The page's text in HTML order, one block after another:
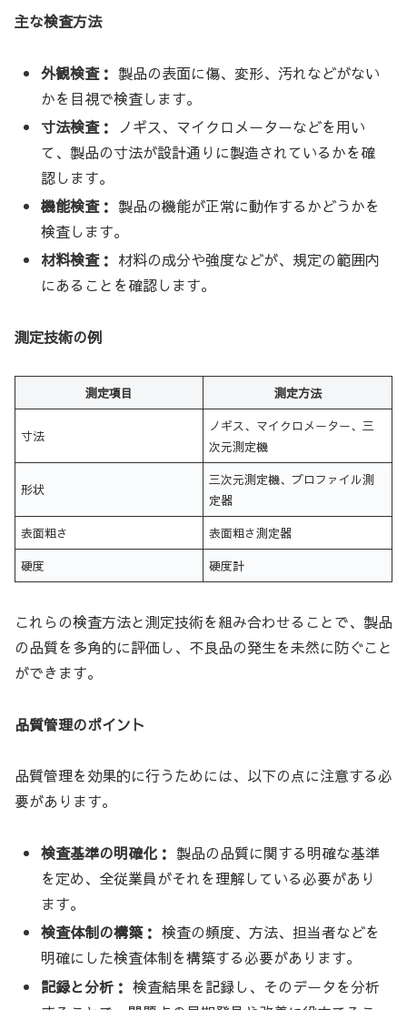
主な検査方法
外観検査： 製品の表面に傷、変形、汚れなどがない
かを目視で検査します。
寸法検査： ノギス、マイクロメーターなどを用い
て、製品の寸法が設計通りに製造されているかを確
認します。
機能検査： 製品の機能が正常に動作するかどうかを
検査します。
材料検査： 材料の成分や強度などが、規定の範囲内
にあることを確認します。
測定技術の例
測定項目 測定方法
寸法
ノギス、マイクロメーター、三
次元測定機
形状
三次元測定機、プロファイル測
定器
表面粗さ 表面粗さ測定器
硬度 硬度計
これらの検査方法と測定技術を組み合わせることで、製品
の品質を多角的に評価し、不良品の発生を未然に防ぐこと
ができます。
品質管理のポイント
品質管理を効果的に行うためには、以下の点に注意する必
要があります。
検査基準の明確化： 製品の品質に関する明確な基準
を定め、全従業員がそれを理解している必要があり
ます。
検査体制の構築： 検査の頻度、方法、担当者などを
明確にした検査体制を構築する必要があります。
記録と分析： 検査結果を記録し、そのデータを分析